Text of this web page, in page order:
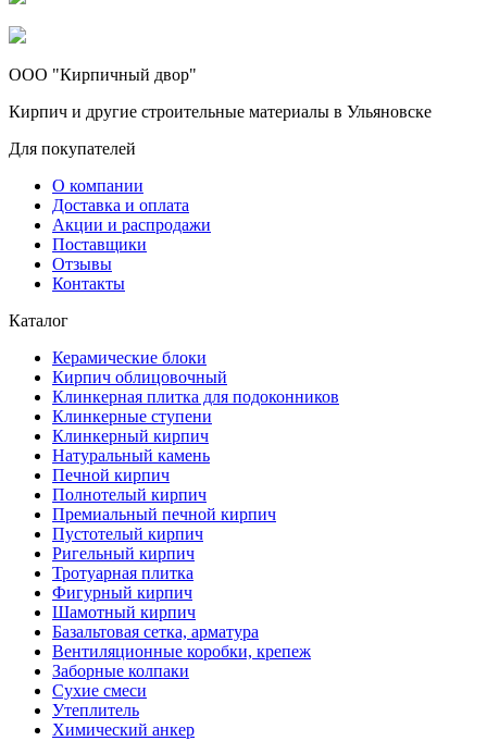
ООО "Кирпичный двор"
Кирпич и другие строительные материалы в Ульяновске
Для покупателей
О компании
Доставка и оплата
Акции и распродажи
Поставщики
Отзывы
Контакты
Каталог
Керамические блоки
Кирпич облицовочный
Клинкерная плитка для подоконников
Клинкерные ступени
Клинкерный кирпич
Натуральный камень
Печной кирпич
Полнотелый кирпич
Премиальный печной кирпич
Пустотелый кирпич
Ригельный кирпич
Тротуарная плитка
Фигурный кирпич
Шамотный кирпич
Базальтовая сетка, арматура
Вентиляционные коробки, крепеж
Заборные колпаки
Сухие смеси
Утеплитель
Химический анкер